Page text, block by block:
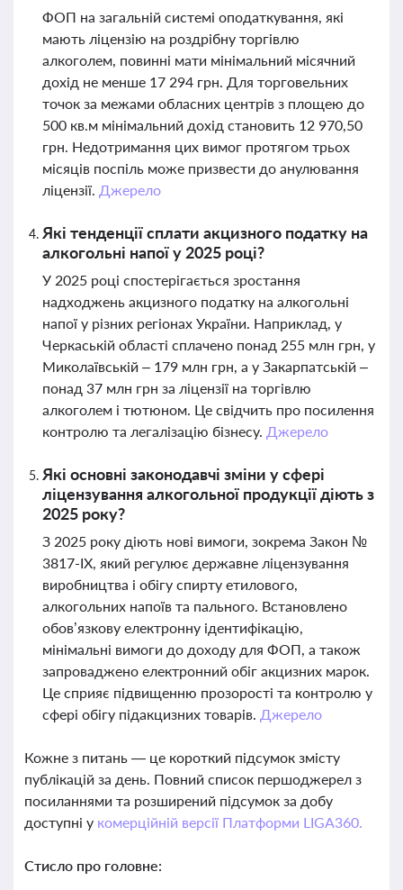
ФОП на загальній системі оподаткування, які
мають ліцензію на роздрібну торгівлю
алкоголем, повинні мати мінімальний місячний
дохід не менше 17 294 грн. Для торговельних
точок за межами обласних центрів з площею до
500 кв.м мінімальний дохід становить 12 970,50
грн. Недотримання цих вимог протягом трьох
місяців поспіль може призвести до анулювання
ліцензії. Джерело
Які тенденції сплати акцизного податку на
алкогольні напої у 2025 році?
У 2025 році спостерігається зростання
надходжень акцизного податку на алкогольні
напої у різних регіонах України. Наприклад, у
Черкаській області сплачено понад 255 млн грн, у
Миколаївській – 179 млн грн, а у Закарпатській –
понад 37 млн грн за ліцензії на торгівлю
алкоголем і тютюном. Це свідчить про посилення
контролю та легалізацію бізнесу. Джерело
Які основні законодавчі зміни у сфері
ліцензування алкогольної продукції діють з
2025 року?
З 2025 року діють нові вимоги, зокрема Закон №
3817-ІХ, який регулює державне ліцензування
виробництва і обігу спирту етилового,
алкогольних напоїв та пального. Встановлено
обов’язкову електронну ідентифікацію,
мінімальні вимоги до доходу для ФОП, а також
запроваджено електронний обіг акцизних марок.
Це сприяє підвищенню прозорості та контролю у
сфері обігу підакцизних товарів. Джерело
Кожне з питань — це короткий підсумок змісту
публікацій за день. Повний список першоджерел з
посиланнями та розширений підсумок за добу
доступні у комерційній версії Платформи LIGA360.
Стисло про головне: